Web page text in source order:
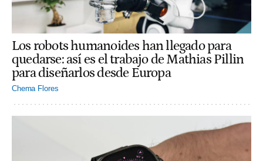
Los robots humanoides han llegado para
quedarse: así es el trabajo de Mathias Pillin
para diseñarlos desde Europa
Chema Flores